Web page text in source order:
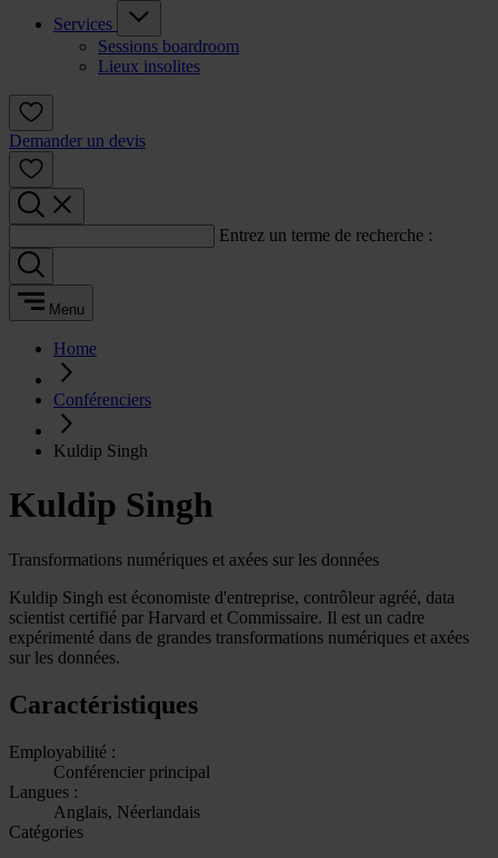
Services
Sessions boardroom
Lieux insolites
Demander un devis
Entrez un terme de recherche :
Menu
Home
Conférenciers
Kuldip Singh
Kuldip Singh
Transformations numériques et axées sur les données
Kuldip Singh est économiste d'entreprise, contrôleur agréé, data
scientist certifié par Harvard et Commissaire. Il est un cadre
expérimenté dans de grandes transformations numériques et axées
sur les données.
Caractéristiques
Employabilité :
Conférencier principal
Langues :
Anglais, Néerlandais
Catégories